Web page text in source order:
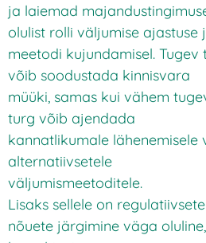
ja laiemad
olulist rolli väljumise ajastuse
meetodi kujundamisel. Tugev
võib soodustada kinnisvara
müüki, samas kui vähem
turg võib ajendada
kannatlikumale lähenemisele
alternatiivsetele
väljumismeetoditele.
Lisaks sellele on regulatiivsete
nõuete järgimine väga oluline,